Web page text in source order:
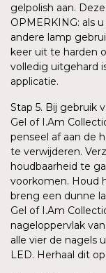
gelpolish aan.
OPMERKING: als
andere lamp
keer uit te harden
volledig uitgehard
applicatie.
Stap 5. Bij gebruik
Gel of I.Am
penseel af aan de
te verwijderen.
houdbaarheid te
voorkomen. Houd
breng een dunne
Gel of I.Am
nageloppervlak
alle vier de nagels
LED. Herhaal dit